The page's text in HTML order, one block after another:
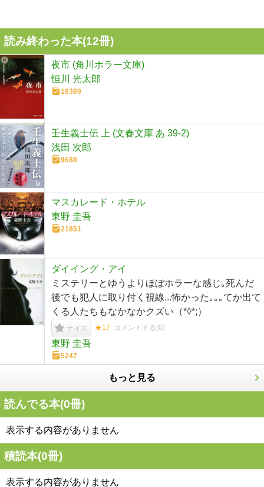
読み終わった本(12冊)
夜市 (角川ホラー文庫)
恒川 光太郎
16389
壬生義士伝 上 (文春文庫 あ 39-2)
浅田 次郎
9688
マスカレード・ホテル
東野 圭吾
21851
ダイイング・アイ
ミステリーとゆうよりほぼホラーな感じ｡死んだ
後でも犯人に取り付く視線...怖かった｡｡｡てか出て
くる人たちもなかなかクズい（*◊*;）
ナイス ★17 コメントする(0)
東野 圭吾
5247
もっと見る
読んでる本(0冊)
表示する内容がありません
積読本(0冊)
表示する内容がありません